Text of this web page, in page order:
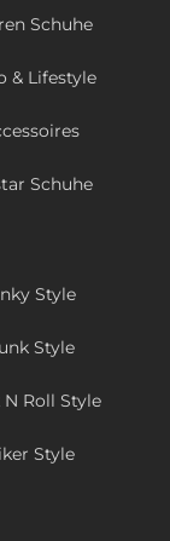
Schuhe
& Lifestyle
Schuhe
Style
Style
N Roll Style
Style